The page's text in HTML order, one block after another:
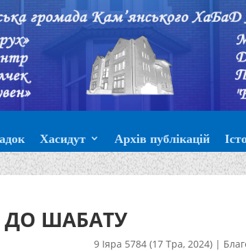
Хасидут Архів публікацій
ДО ШАБАТУ
9 Іяра 5784 (17 Тра, 2024)|